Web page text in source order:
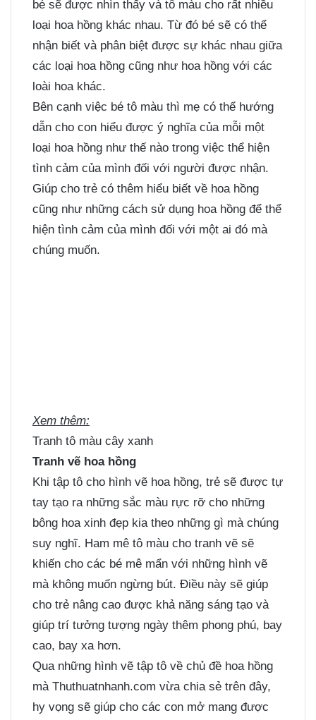
bé sẽ được nhìn thấy và tô màu cho rất nhiều
loại hoa hồng khác nhau. Từ đó bé sẽ có thể
nhận biết và phân biệt được sự khác nhau giữa
các loại hoa hồng cũng như hoa hồng với các
loài hoa khác.
Bên cạnh việc bé tô màu thì mẹ có thể hướng
dẫn cho con hiểu được ý nghĩa của mỗi một
loại hoa hồng như thế nào trong việc thể hiện
tình cảm của mình đối với người được nhận.
Giúp cho trẻ có thêm hiểu biết về hoa hồng
cũng như những cách sử dụng hoa hồng để thể
hiện tình cảm của mình đối với một ai đó mà
chúng muốn.
Xem thêm:
Tranh tô màu cây xanh
Tranh vẽ hoa hồng
Khi tập tô cho hình vẽ hoa hồng, trẻ sẽ được tự
tay tạo ra những sắc màu rực rỡ cho những
bông hoa xinh đẹp kia theo những gì mà chúng
suy nghĩ. Ham mê tô màu cho tranh vẽ sẽ
khiến cho các bé mê mẩn với những hình vẽ
mà không muốn ngừng bút. Điều này sẽ giúp
cho trẻ nâng cao được khả năng sáng tạo và
giúp trí tưởng tượng ngày thêm phong phú, bay
cao, bay xa hơn.
Qua những hình vẽ tập tô về chủ đề hoa hồng
mà Thuthuatnhanh.com vừa chia sẻ trên đây,
hy vọng sẽ giúp cho các con mở mang được